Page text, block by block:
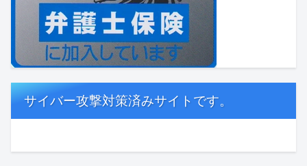
サイバー攻撃対策済みサイトです。